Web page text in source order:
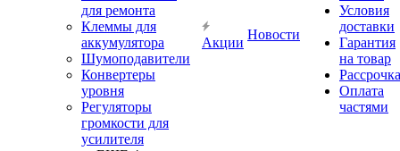
для ремонта
Клеммы для
аккумулятора
Шумоподавители
Конвертеры
уровня
Регуляторы
громкости для
усилителя
Акции
Новости
Условия
доставки
Гарантия
на товар
Рассрочка
Оплата
частями